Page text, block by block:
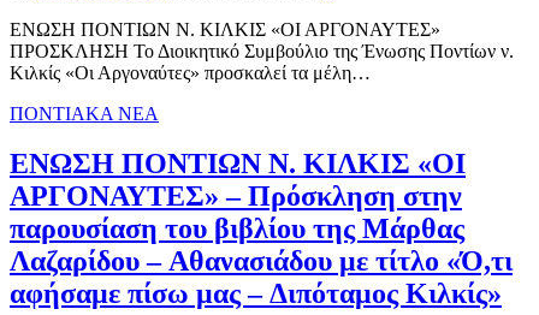
ΕΝΩΣΗ ΠΟΝΤΙΩΝ Ν. ΚΙΛΚΙΣ «ΟΙ ΑΡΓΟΝΑΥΤΕΣ»
ΠΡΟΣΚΛΗΣΗ Το Διοικητικό Συμβούλιο της Ένωσης Ποντίων ν.
Κιλκίς «Οι Αργοναύτες» προσκαλεί τα μέλη…
ΠΟΝΤΙΑΚΑ ΝΕΑ
ΕΝΩΣΗ ΠΟΝΤΙΩΝ Ν. ΚΙΛΚΙΣ «ΟΙ
ΑΡΓΟΝΑΥΤΕΣ» – Πρόσκληση στην
παρουσίαση του βιβλίου της Μάρθας
Λαζαρίδου – Αθανασιάδου με τίτλο «Ό,τι
αφήσαμε πίσω μας – Διπόταμος Κιλκίς»